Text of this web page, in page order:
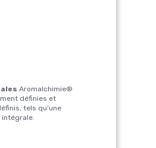
Aromalchimie®
définies et
tels qu’une